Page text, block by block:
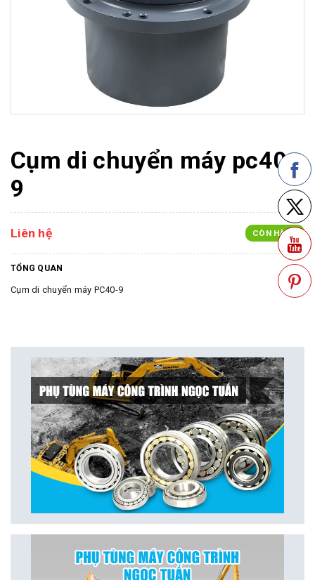
Cụm di chuyển máy pc40-
9
Liên hệ CÒN HÀNG
TỔNG QUAN
Cụm di chuyển máy PC40-9